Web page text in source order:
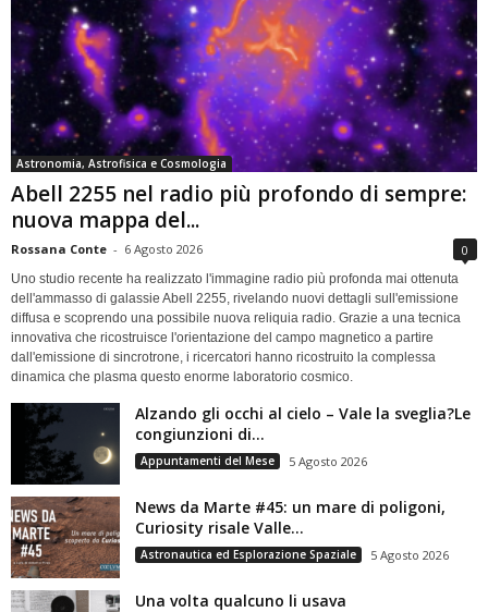
Astronomia, Astrofisica e Cosmologia
Abell 2255 nel radio più profondo di sempre:
nuova mappa del...
Rossana Conte - 6 Agosto 2026 0
Uno studio recente ha realizzato l'immagine radio più profonda mai ottenuta
dell'ammasso di galassie Abell 2255, rivelando nuovi dettagli sull'emissione
diffusa e scoprendo una possibile nuova reliquia radio. Grazie a una tecnica
innovativa che ricostruisce l'orientazione del campo magnetico a partire
dall'emissione di sincrotrone, i ricercatori hanno ricostruito la complessa
dinamica che plasma questo enorme laboratorio cosmico.
Alzando gli occhi al cielo – Vale la sveglia?Le
congiunzioni di...
Appuntamenti del Mese 5 Agosto 2026
News da Marte #45: un mare di poligoni,
Curiosity risale Valle...
Astronautica ed Esplorazione Spaziale 5 Agosto 2026
Una volta qualcuno li usava